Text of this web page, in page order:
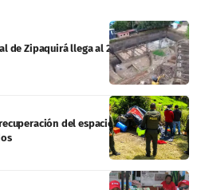
de Zipaquirá llega al 20% de avance en
del espacio público: 40